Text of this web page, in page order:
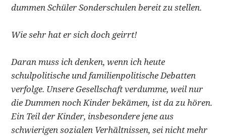
dummen Schüler Sonderschulen bereit zu stellen.
Wie sehr hat er sich doch geirrt!
Daran muss ich denken, wenn ich heute
schulpolitische und familienpolitische Debatten
verfolge. Unsere Gesellschaft verdumme, weil nur
die Dummennoch Kinder bekämen, ist da zu hören.
Ein Teil der Kinder, insbesondere jene aus
schwierigen sozialen Verhältnissen, sei nicht mehr